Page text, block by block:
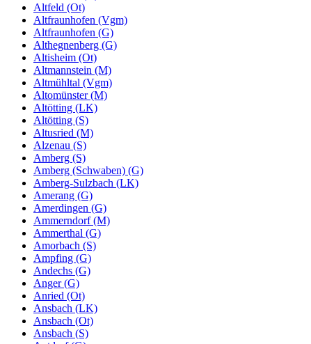
Altfeld (Ot)
Altfraunhofen (Vgm)
Altfraunhofen (G)
Althegnenberg (G)
Altisheim (Ot)
Altmannstein (M)
Altmühltal (Vgm)
Altomünster (M)
Altötting (LK)
Altötting (S)
Altusried (M)
Alzenau (S)
Amberg (S)
Amberg (Schwaben) (G)
Amberg-Sulzbach (LK)
Amerang (G)
Amerdingen (G)
Ammerndorf (M)
Ammerthal (G)
Amorbach (S)
Ampfing (G)
Andechs (G)
Anger (G)
Anried (Ot)
Ansbach (LK)
Ansbach (Ot)
Ansbach (S)